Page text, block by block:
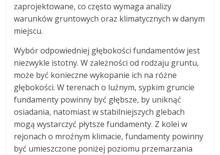
zaprojektowane, co często wymaga analizy
warunków gruntowych oraz klimatycznych w danym
miejscu.
Wybór odpowiedniej głębokości fundamentów jest
niezwykle istotny. W zależności od rodzaju gruntu,
może być konieczne wykopanie ich na różne
głębokości. W terenach o luźnym, sypkim gruncie
fundamenty powinny być głębsze, by uniknąć
osiadania, natomiast w stabilniejszych glebach
mogą wystarczyć płytsze fundamenty. Z kolei w
rejonach o mroźnym klimacie, fundamenty powinny
być umieszczone poniżej poziomu przemarzania